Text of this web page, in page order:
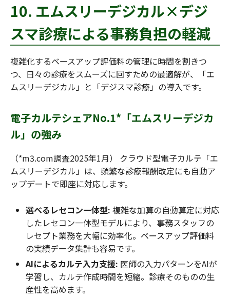
10. エムスリーデジカル×デジ
スマ診療による事務負担の軽減
複雑化するベースアップ評価料の管理に時間を割きつ
つ、日々の診療をスムーズに回すための最適解が、「エ
ムスリーデジカル」と「デジスマ診療」の導入です。
電子カルテシェアNo.1*「エムスリーデジカ
ル」の強み
（*m3.com調査2025年1月） クラウド型電子カルテ「エ
ムスリーデジカル」は、頻繁な診療報酬改定にも自動ア
ップデートで即座に対応します。
選べるレセコン一体型: 複雑な加算の自動算定に対応
したレセコン一体型モデルにより、事務スタッフの
レセプト業務を大幅に効率化。ベースアップ評価料
の実績データ集計も容易です。
AIによるカルテ入力支援: 医師の入力パターンをAIが
学習し、カルテ作成時間を短縮。診療そのものの生
産性を高めます。